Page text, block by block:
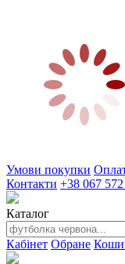
Умови покупки
Контакти +38 067
Каталог
Кабінет Обране